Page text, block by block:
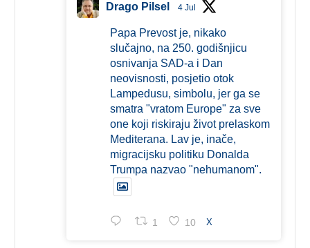
Drago Pilsel 4 Jul
Papa Prevost je, nikako
slučajno, na 250. godišnjicu
osnivanja SAD-a i Dan
neovisnosti, posjetio otok
Lampedusu, simbolu, jer ga se
smatra "vratom Europe" za sve
one koji riskiraju život prelaskom
Mediterana. Lav je, inače,
migracijsku politiku Donalda
Trumpa nazvao "nehumanom".
1 10 X